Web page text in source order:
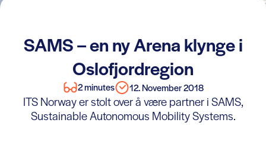
SAMS – en ny Arena klynge i
Oslofjordregion
2 minutes 12. November 2018
ITS Norway er stolt over å være partner i SAMS,
Sustainable Autonomous Mobility Systems.